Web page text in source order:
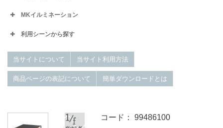
MKイルミネーション
利用シーンから探す
当サイトについて 当サイト利用方法
商品ページの表記について 簡単ダウンロードとは
コード： 99486100